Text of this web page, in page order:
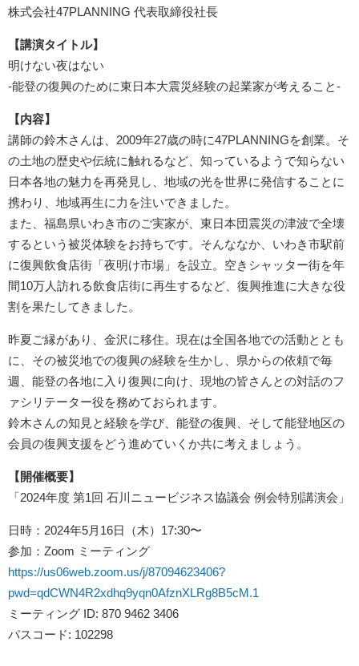
株式会社47PLANNING 代表取締役社長
【講演タイトル】
明けない夜はない
‐能登の復興のために東日本大震災経験の起業家が考えること‐
【内容】
講師の鈴木さんは、2009年27歳の時に47PLANNINGを創業。そ
の土地の歴史や伝統に触れるなど、知っているようで知らない
日本各地の魅力を再発見し、地域の光を世界に発信することに
携わり、地域再生に力を注いできました。
また、福島県いわき市のご実家が、東日本団震災の津波で全壊
するという被災体験をお持ちです。そんななか、いわき市駅前
に復興飲食店街「夜明け市場」を設立。空きシャッター街を年
間10万人訪れる飲食店街に再生するなど、復興推進に大きな役
割を果たしてきました。
昨夏ご縁があり、金沢に移住。現在は全国各地での活動ととも
に、その被災地での復興の経験を生かし、県からの依頼で毎
週、能登の各地に入り復興に向け、現地の皆さんとの対話のフ
ァシリテーター役を務めておられます。
鈴木さんの知見と経験を学び、能登の復興、そして能登地区の
会員の復興支援をどう進めていくか共に考えましょう。
【開催概要】
「2024年度 第1回 石川ニュービジネス協議会 例会特別講演会」
日時：2024年5月16日（木）17:30〜
参加：Zoom ミーティング
https://us06web.zoom.us/j/87094623406?
pwd=qdCWN4R2xdhq9yqn0AfznXLRg8B5cM.1
ミーティング ID: 870 9462 3406
パスコード: 102298